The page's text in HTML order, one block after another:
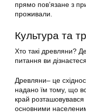
прямо пов’язане з
проживали.
Культура та
Хто такі древляни?
питання ви
Древляни– це
надано їм тому, що
край розташовувався
основними